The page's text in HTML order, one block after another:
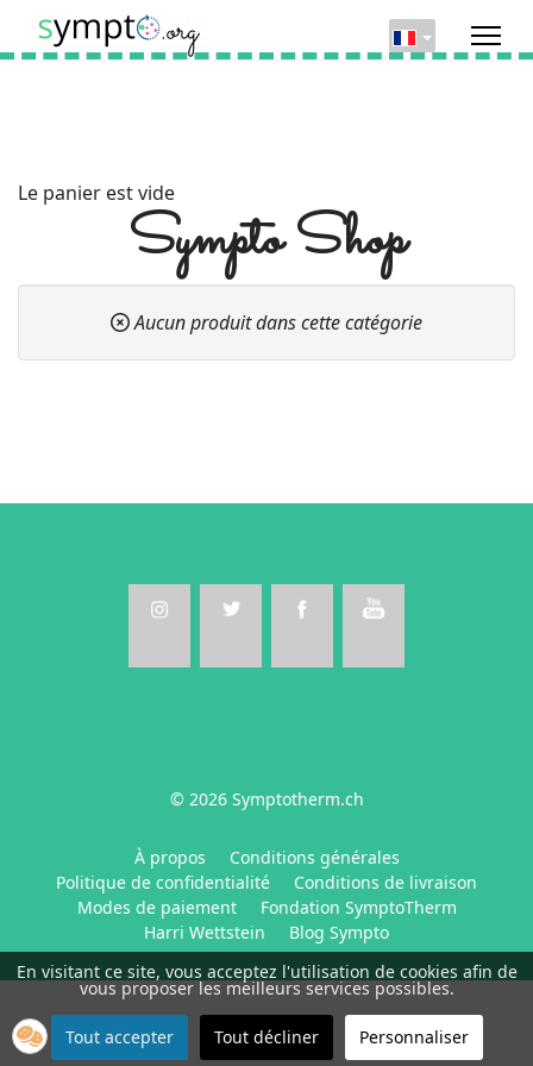
Le panier est vide
Sympto Shop
Aucun produit dans cette catégorie
© 2026 Symptotherm.ch
À propos
Conditions générales
Politique de confidentialité
Conditions de livraison
Modes de paiement
Fondation SymptoTherm
Harri Wettstein
Blog Sympto
En visitant ce site, vous acceptez l'utilisation de cookies afin de
vous proposer les meilleurs services possibles.
Tout accepter Tout décliner Personnaliser